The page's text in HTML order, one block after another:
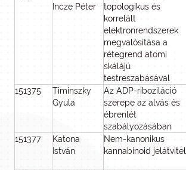
Incze Péter
topologikus és
korrelált
elektronrendszerek
megvalósítása a
rétegrend atomi
skálájú
testreszabásával
151375
Timinszky
Gyula
Az ADP-riboziláció
szerepe az alvás és
ébrenlét
szabályozásában
151377
Katona
István
Nem-kanonikus
kannabinoid jelátvitel